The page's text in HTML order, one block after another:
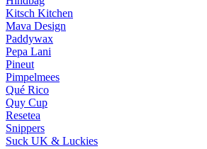
Kitsch Kitchen
Mava Design
Paddywax
Pepa Lani
Pineut
Pimpelmees
Qué Rico
Quy Cup
Resetea
Snippers
Suck UK & Luckies